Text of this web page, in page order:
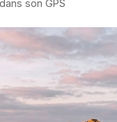
son GPS